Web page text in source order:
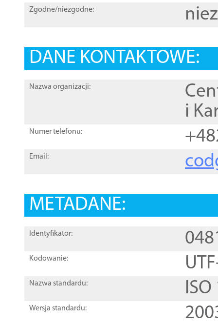
Zgodne/niezgodne:
DANE KONTAKTOWE:
Nazwa organizacji:
i
Numer telefonu:
Email:
METADANE:
Identyfikator:
Kodowanie:
Nazwa standardu:
Wersja standardu: